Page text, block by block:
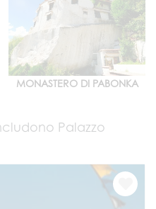
MONASTERO DI PABONKA
Palazzo